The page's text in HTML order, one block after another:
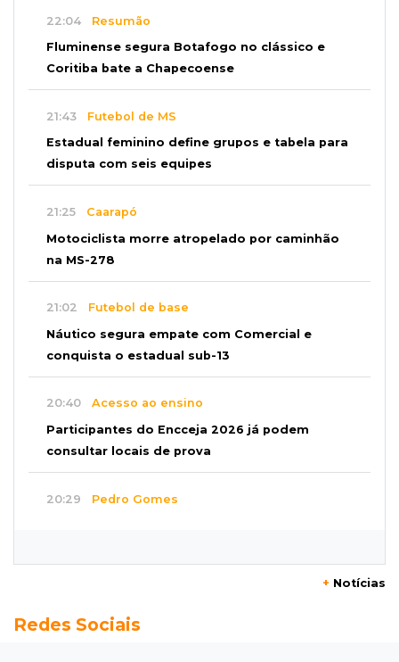
22:04 Resumão
Fluminense segura Botafogo no clássico e
Coritiba bate a Chapecoense
21:43 Futebol de MS
Estadual feminino define grupos e tabela para
disputa com seis equipes
21:25 Caarapó
Motociclista morre atropelado por caminhão
na MS-278
21:02 Futebol de base
Náutico segura empate com Comercial e
conquista o estadual sub-13
20:40 Acesso ao ensino
Participantes do Encceja 2026 já podem
consultar locais de prova
20:29 Pedro Gomes
Pantanal treina em Goiânia antes de jogo que
+ Notícias
Redes Sociais